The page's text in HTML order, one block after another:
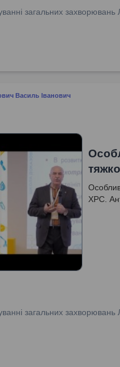
загальних
Василь Іванович
ХРС.
загальних